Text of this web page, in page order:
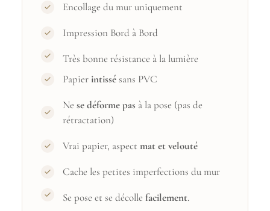
Encollage du mur uniquement
Impression Bord à Bord
Très bonne résistance à la lumière
Papierintissésans PVC
Nese déforme pas à la pose (pas de
rétractation)
Vrai papier, aspectmat et velouté
Cache les petites imperfections du mur
Se pose et se décollefacilement.